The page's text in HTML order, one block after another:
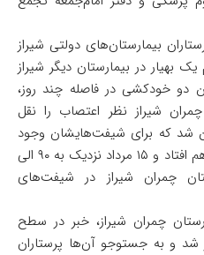
بیمارستان‌های دولتی شیراز
بهیار در بیمارستان دیگر شیراز
خودکشی در فاصله چند روز،
چمران شیراز نظر اعتصاب را نقل
شد که برای شیفت‌هایشان وجود
اشکار نکنند. در آخر همین اتفاق هم افتاد و ۱۵ مرداد نزدیک به ۹۰ الی
چمران شیراز در شیفت‌های
چمران شیراز، خبر در سطح
شد و به جستوجو آن‌ها پرستاران